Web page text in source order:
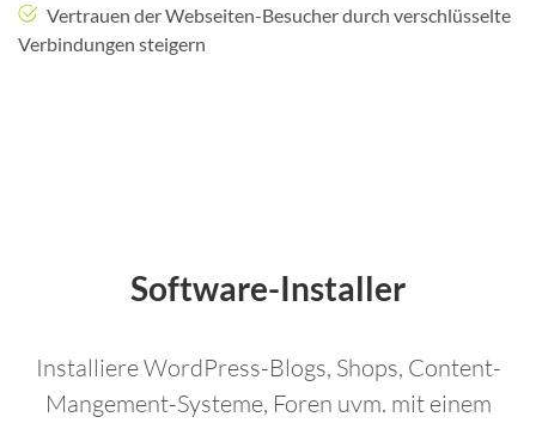
Vertrauen der Webseiten-Besucher durch verschlüsselte
Verbindungen steigern
Software-Installer
Installiere WordPress-Blogs, Shops, Content-
Mangement-Systeme, Foren uvm. mit einem